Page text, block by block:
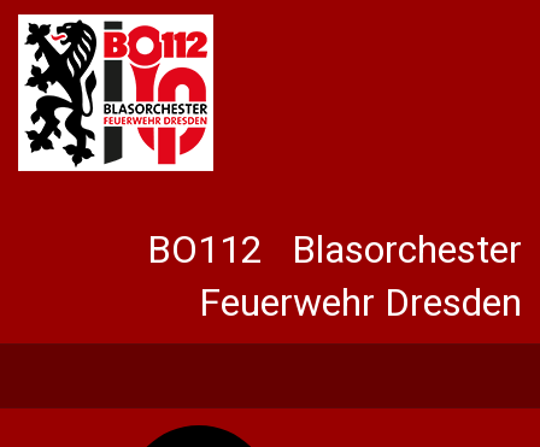
BO112 Blasorchester
Feuerwehr Dresden